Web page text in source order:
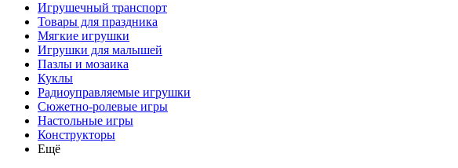
Игрушечный транспорт
Товары для праздника
Мягкие игрушки
Игрушки для малышей
Пазлы и мозаика
Куклы
Радиоуправляемые игрушки
Сюжетно-ролевые игры
Настольные игры
Конструкторы
Ещё